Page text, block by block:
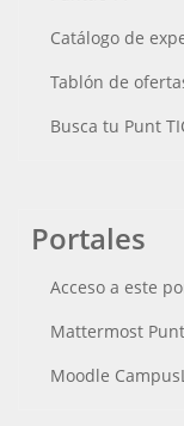
Catálogo de
Tablón de
Busca tu Punt
Portales
Acceso a este
Mattermost
Moodle